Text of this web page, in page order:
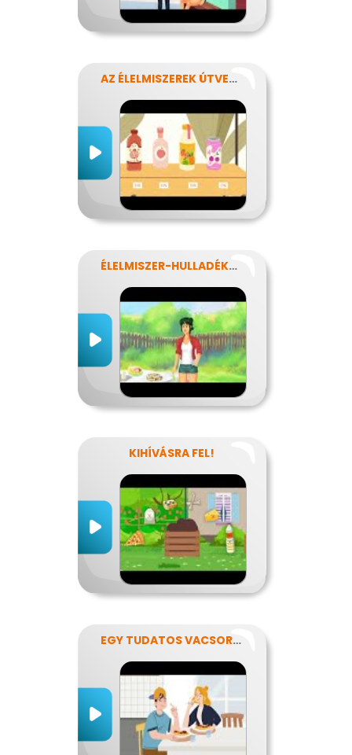
AZ ÉLELMISZEREK ÚTVESZTŐJÉBEN
ÉLELMISZER-HULLADÉKOK
KIHÍVÁSRA FEL!
EGY TUDATOS VACSORA RECEPTJE